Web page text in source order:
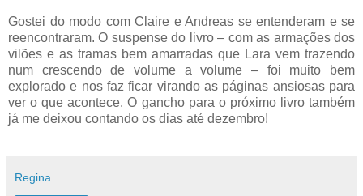
Gostei do modo com Claire e Andreas se entenderam e se
reencontraram. O suspense do livro – com as armações dos
vilões e as tramas bem amarradas que Lara vem trazendo
num crescendo de volume a volume – foi muito bem
explorado e nos faz ficar virando as páginas ansiosas para
ver o que acontece. O gancho para o próximo livro também
já me deixou contando os dias até dezembro!
Regina